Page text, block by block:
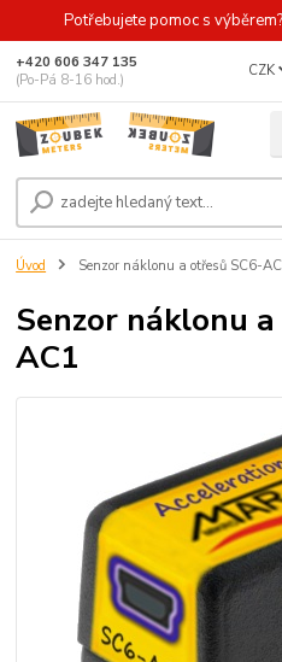
Potřebujete pomoc s
CZK
+420 606 347 135
(Po-Pá 8-16 hod.)
Úvod Senzor náklonu a otřesů SC6-
Senzor náklonu
AC1